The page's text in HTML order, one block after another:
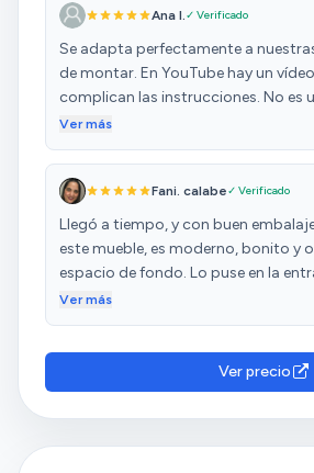
Ana I. ✓ Verificado
Se adapta perfectamente a
de montar. En YouTube hay un
complican las instrucciones. No es
ya que son maderas finas que pesan
balda de madera. Es aconsejable
que al abrir los cajones, si tiras
puede vencer. Nosotros al poner la
aporta peso no hemos necesitado
Ver más
Fani. calabe✓ Verificado
Llegó a tiempo, y con buen
este mueble, es moderno, bonito y
espacio de fondo. Lo puse en la
queda perfecto. El cajón tiene poco
problema con él. Cogen más de 24
como zapatillas, sandalias,
Ver más
Ver precio